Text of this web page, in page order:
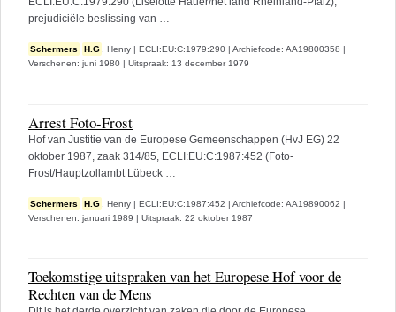
prejudiciële beslissing van …
Schermers H.G . Henry ECLI:EU:C:1979:290 Archiefcode: AA19800358
Verschenen: juni 1980
Uitspraak: 13 december 1979
Arrest Foto-Frost
Hof van Justitie van de Europese Gemeenschappen (HvJ EG) 22
oktober 1987, zaak 314/85, ECLI:EU:C:1987:452 (Foto-
Frost/Hauptzollambt Lübeck …
Schermers H.G . Henry | ECLI:EU:C:1987:452 | Archiefcode: AA19890062 |
Verschenen: januari 1989 | Uitspraak: 22 oktober 1987
Toekomstige uitspraken van het Europese Hof voor de
Rechten van de Mens